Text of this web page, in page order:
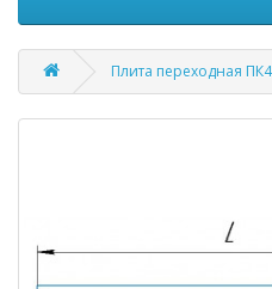
Плита переходная